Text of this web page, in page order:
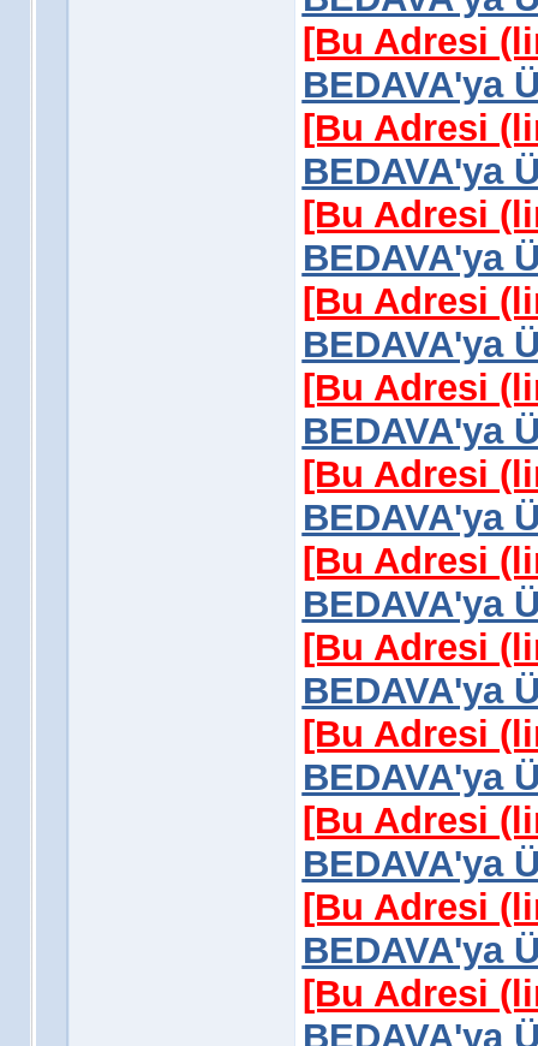
[Bu Adresi
BEDAVA'ya
[Bu Adresi
BEDAVA'ya
[Bu Adresi
BEDAVA'ya
[Bu Adresi
BEDAVA'ya
[Bu Adresi
BEDAVA'ya
[Bu Adresi
BEDAVA'ya
[Bu Adresi
BEDAVA'ya
[Bu Adresi
BEDAVA'ya
[Bu Adresi
BEDAVA'ya
[Bu Adresi
BEDAVA'ya
[Bu Adresi
BEDAVA'ya
[Bu Adresi
BEDAVA'ya